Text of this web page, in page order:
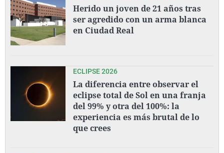
Herido un joven de 21 años tras
ser agredido con un arma blanca
en Ciudad Real
ECLIPSE 2026
La diferencia entre observar el
eclipse total de Sol en una franja
del 99% y otra del 100%: la
experiencia es más brutal de lo
que crees